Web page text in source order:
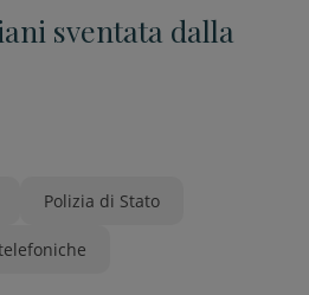
sventata dalla
Polizia di Stato